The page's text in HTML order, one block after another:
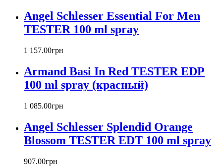
Baldinini
Banana Republic
Betty Barclay
Bill Blass
Biotherm
Blumarine
Bond № 9
Boucheron
Bourjois
Britney Spears
Bruno Banani
Angel Schlesser Essential For Men
TESTER 100 ml spray
1 157.00грн
Armand Basi In Red TESTER EDP
100 ml spray (красный)
1 085.00грн
Angel Schlesser Splendid Orange
Blossom TESTER EDT 100 ml spray
907.00грн